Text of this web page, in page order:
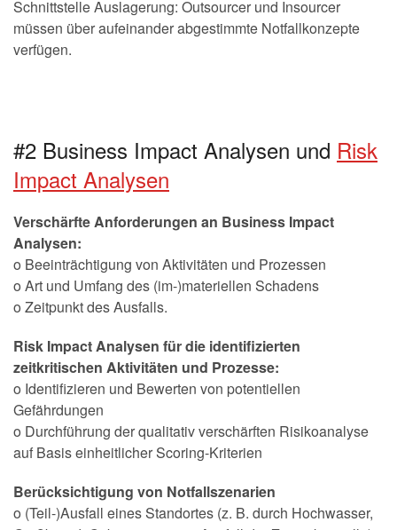
Schnittstelle Auslagerung: Outsourcer und Insourcer
müssen über aufeinander abgestimmte Notfallkonzepte
verfügen.
#2 Business Impact Analysen und Risk
Impact Analysen
Verschärfte Anforderungen an Business Impact
Analysen:
o Beeinträchtigung von Aktivitäten und Prozessen
o Art und Umfang des (im-)materiellen Schadens
o Zeitpunkt des Ausfalls.
Risk Impact Analysen für die identifizierten
zeitkritischen Aktivitäten und Prozesse:
o Identifizieren und Bewerten von potentiellen
Gefährdungen
o Durchführung der qualitativ verschärften Risikoanalyse
auf Basis einheitlicher Scoring-Kriterien
Berücksichtigung von Notfallszenarien
o (Teil-)Ausfall eines Standortes (z. B. durch Hochwasser,